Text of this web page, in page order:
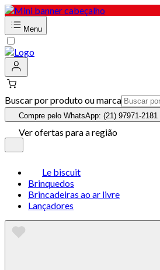
Menu
Buscar por produto ou marca
Compre pelo WhatsApp: (21) 97971-2181
Ver ofertas para a região
Le biscuit
Brinquedos
Brincadeiras ao ar livre
Lançadores